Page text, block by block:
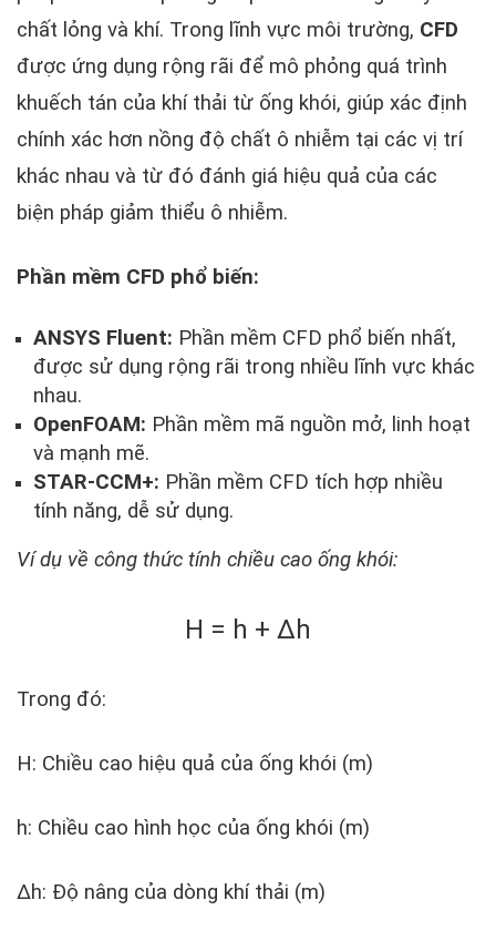
chất lỏng và khí. Trong lĩnh vực môi trường, CFD
được ứng dụng rộng rãi để mô phỏng quá trình
khuếch tán của khí thải từ ống khói, giúp xác định
chính xác hơn nồng độ chất ô nhiễm tại các vị trí
khác nhau và từ đó đánh giá hiệu quả của các
biện pháp giảm thiểu ô nhiễm.
Phần mềm CFD phổ biến:
ANSYS Fluent: Phần mềm CFD phổ biến nhất,
được sử dụng rộng rãi trong nhiều lĩnh vực khác
nhau.
OpenFOAM: Phần mềm mã nguồn mở, linh hoạt
và mạnh mẽ.
STAR-CCM+: Phần mềm CFD tích hợp nhiều
tính năng, dễ sử dụng.
Ví dụ về công thức tính chiều cao ống khói:
H = h + Δh
Trong đó:
H: Chiều cao hiệu quả của ống khói (m)
h: Chiều cao hình học của ống khói (m)
Δh: Độ nâng của dòng khí thải (m)